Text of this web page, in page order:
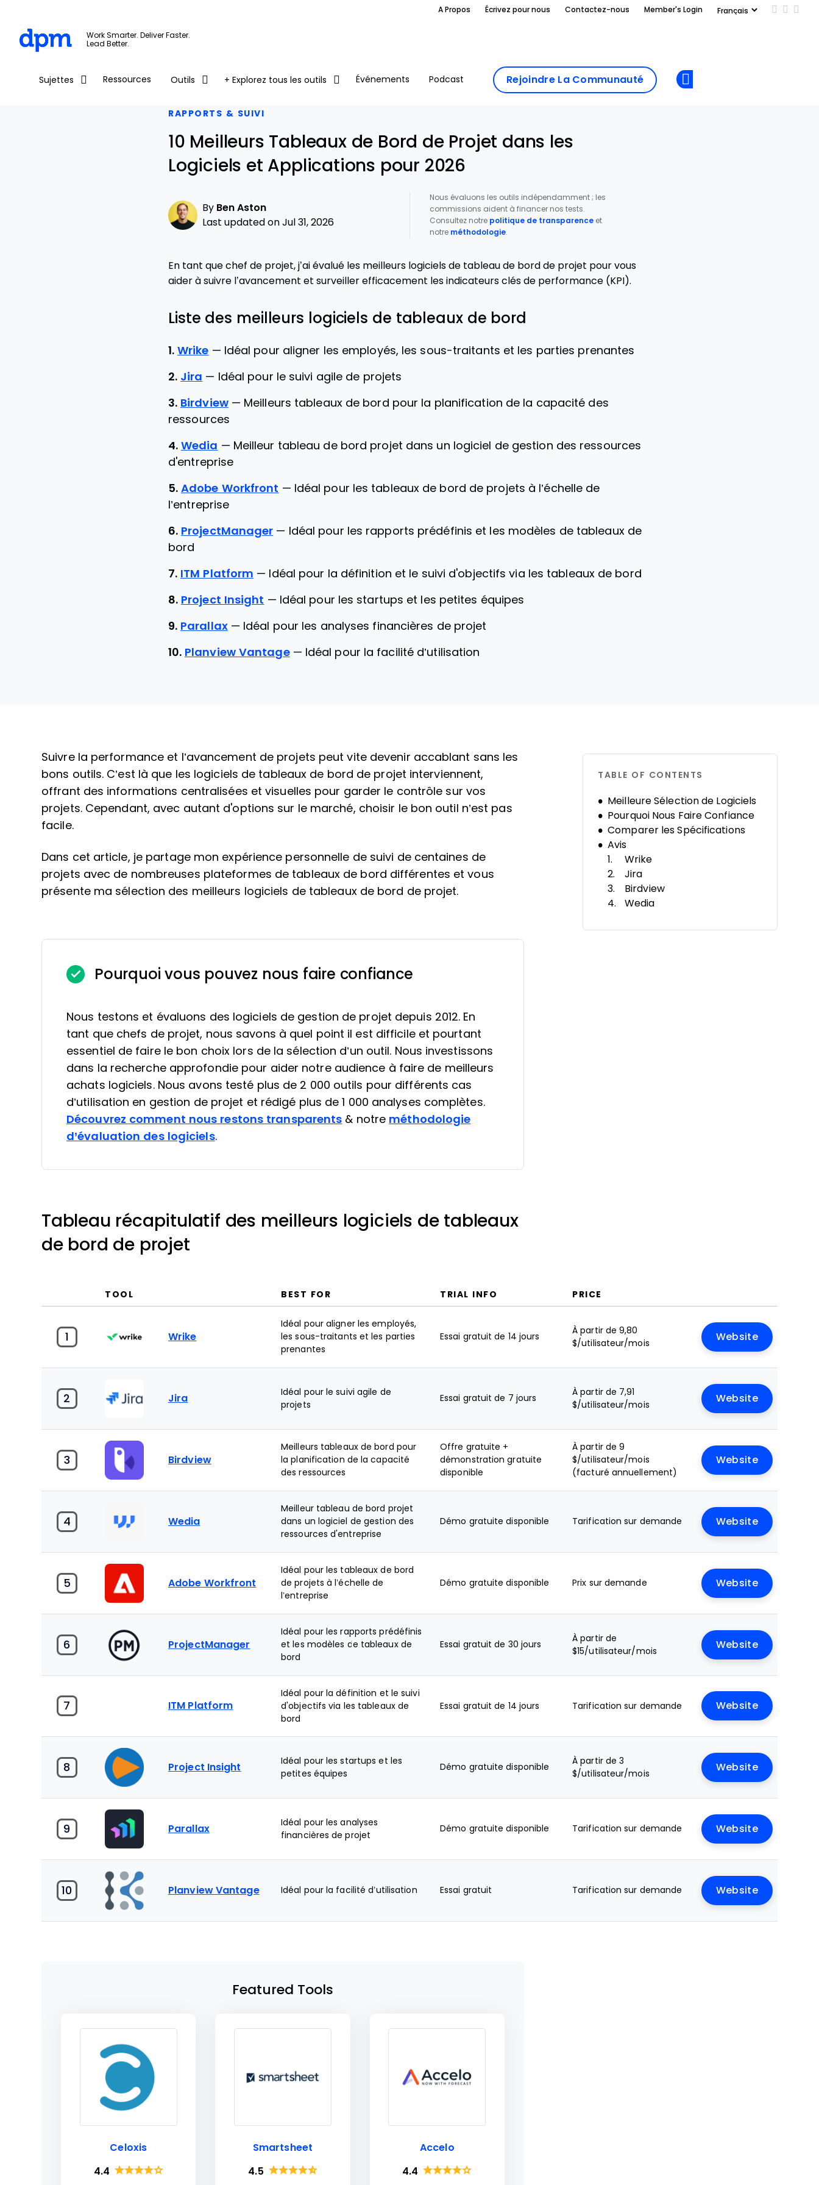
Skip to main content
A Propos Écrivez pour nous Contactez-nous Member's Login Add us
Follow
Work Smarter. Deliver Faster.
Lead Better.
Sujettes Ressources Outils + Explorez tous les outils Événements Podcast Rejoindre La Communauté
RAPPORTS & SUIVI
10 Meilleurs Tableaux de Bord de Projet dans les
Logiciels et Applications pour 2026
By Ben Aston
Last updated on Jul 31, 2026
Nous évaluons les outils indépendamment ; les
commissions aident à financer nos tests.
Consultez notre politique de transparenceet
notre méthodologie.
En tant que chef de projet, j’ai évalué les meilleurs logiciels de tableau de bord de projet pour vous
aider à suivre l’avancement et surveiller efficacement les indicateurs clés de performance (KPI).
Liste des meilleurs logiciels de tableaux de bord
1. Wrike — Idéal pour aligner les employés, les sous-traitants et les parties prenantes
2. Jira — Idéal pour le suivi agile de projets
3. Birdview — Meilleurs tableaux de bord pour la planification de la capacité des
ressources
4. Wedia — Meilleur tableau de bord projet dans un logiciel de gestion des ressources
d'entreprise
5. Adobe Workfront — Idéal pour les tableaux de bord de projets à l’échelle de
l’entreprise
6. ProjectManager — Idéal pour les rapports prédéfinis et les modèles de tableaux de
bord
7. ITM Platform — Idéal pour la définition et le suivi d'objectifs via les tableaux de bord
8. Project Insight — Idéal pour les startups et les petites équipes
9. Parallax — Idéal pour les analyses financières de projet
10. Planview Vantage — Idéal pour la facilité d’utilisation
Suivre la performance et l’avancement de projets peut vite devenir accablant sans les
bons outils. C’est là que les logiciels de tableaux de bord de projet interviennent,
offrant des informations centralisées et visuelles pour garder le contrôle sur vos
projets. Cependant, avec autant d'options sur le marché, choisir le bon outil n’est pas
facile.
Dans cet article, je partage mon expérience personnelle de suivi de centaines de
projets avec de nombreuses plateformes de tableaux de bord différentes et vous
présente ma sélection des meilleurs logiciels de tableaux de bord de projet.
Pourquoi vous pouvez nous faire confiance
Nous testons et évaluons des logiciels de gestion de projet depuis 2012. En
tant que chefs de projet, nous savons à quel point il est difficile et pourtant
essentiel de faire le bon choix lors de la sélection d’un outil. Nous investissons
dans la recherche approfondie pour aider notre audience à faire de meilleurs
achats logiciels. Nous avons testé plus de 2 000 outils pour différents cas
d’utilisation en gestion de projet et rédigé plus de 1 000 analyses complètes.
Découvrez comment nous restons transparents & notre méthodologie
d’évaluation des logiciels.
Tableau récapitulatif des meilleurs logiciels de tableaux
de bord de projet
TOOL BEST FOR TRIAL INFO PRICE
1 Wrike
Idéal pour aligner les employés,
les sous-traitants et les parties
prenantes
Essai gratuit de 14 jours
À partir de 9,80
$/utilisateur/mois
Website
2 Jira
Idéal pour le suivi agile de
projets
Essai gratuit de 7 jours
À partir de 7,91
$/utilisateur/mois
Website
3 Birdview
Meilleurs tableaux de bord pour
la planification de la capacité
des ressources
Offre gratuite +
démonstration gratuite
disponible
À partir de 9
$/utilisateur/mois
(facturé annuellement)
Website
4 Wedia
Meilleur tableau de bord projet
dans un logiciel de gestion des
ressources d'entreprise
Démo gratuite disponible Tarification sur demande Website
5 Adobe Workfront
Idéal pour les tableaux de bord
de projets à l’échelle de
l’entreprise
Démo gratuite disponible Prix sur demande Website
6 ProjectManager
Idéal pour les rapports prédéfinis
et les modèles de tableaux de
bord
Essai gratuit de 30 jours
À partir de
$15/utilisateur/mois
Website
7 ITM Platform
Idéal pour la définition et le suivi
d'objectifs via les tableaux de
bord
Essai gratuit de 14 jours Tarification sur demande Website
8 Project Insight
Idéal pour les startups et les
petites équipes
Démo gratuite disponible
À partir de 3
$/utilisateur/mois
Website
9 Parallax
Idéal pour les analyses
financières de projet
Démo gratuite disponible Tarification sur demande Website
10 Planview Vantage Idéal pour la facilité d’utilisation Essai gratuit Tarification sur demande Website
Featured Tools
Celoxis
4.4
Smartsheet
4.5
Accelo
4.4
TABLE OF CONTENTS
Meilleure Sélection de Logiciels
Pourquoi Nous Faire Confiance
Comparer les Spécifications
Avis
Wrike
Jira
Birdview
Wedia
ProjectManager